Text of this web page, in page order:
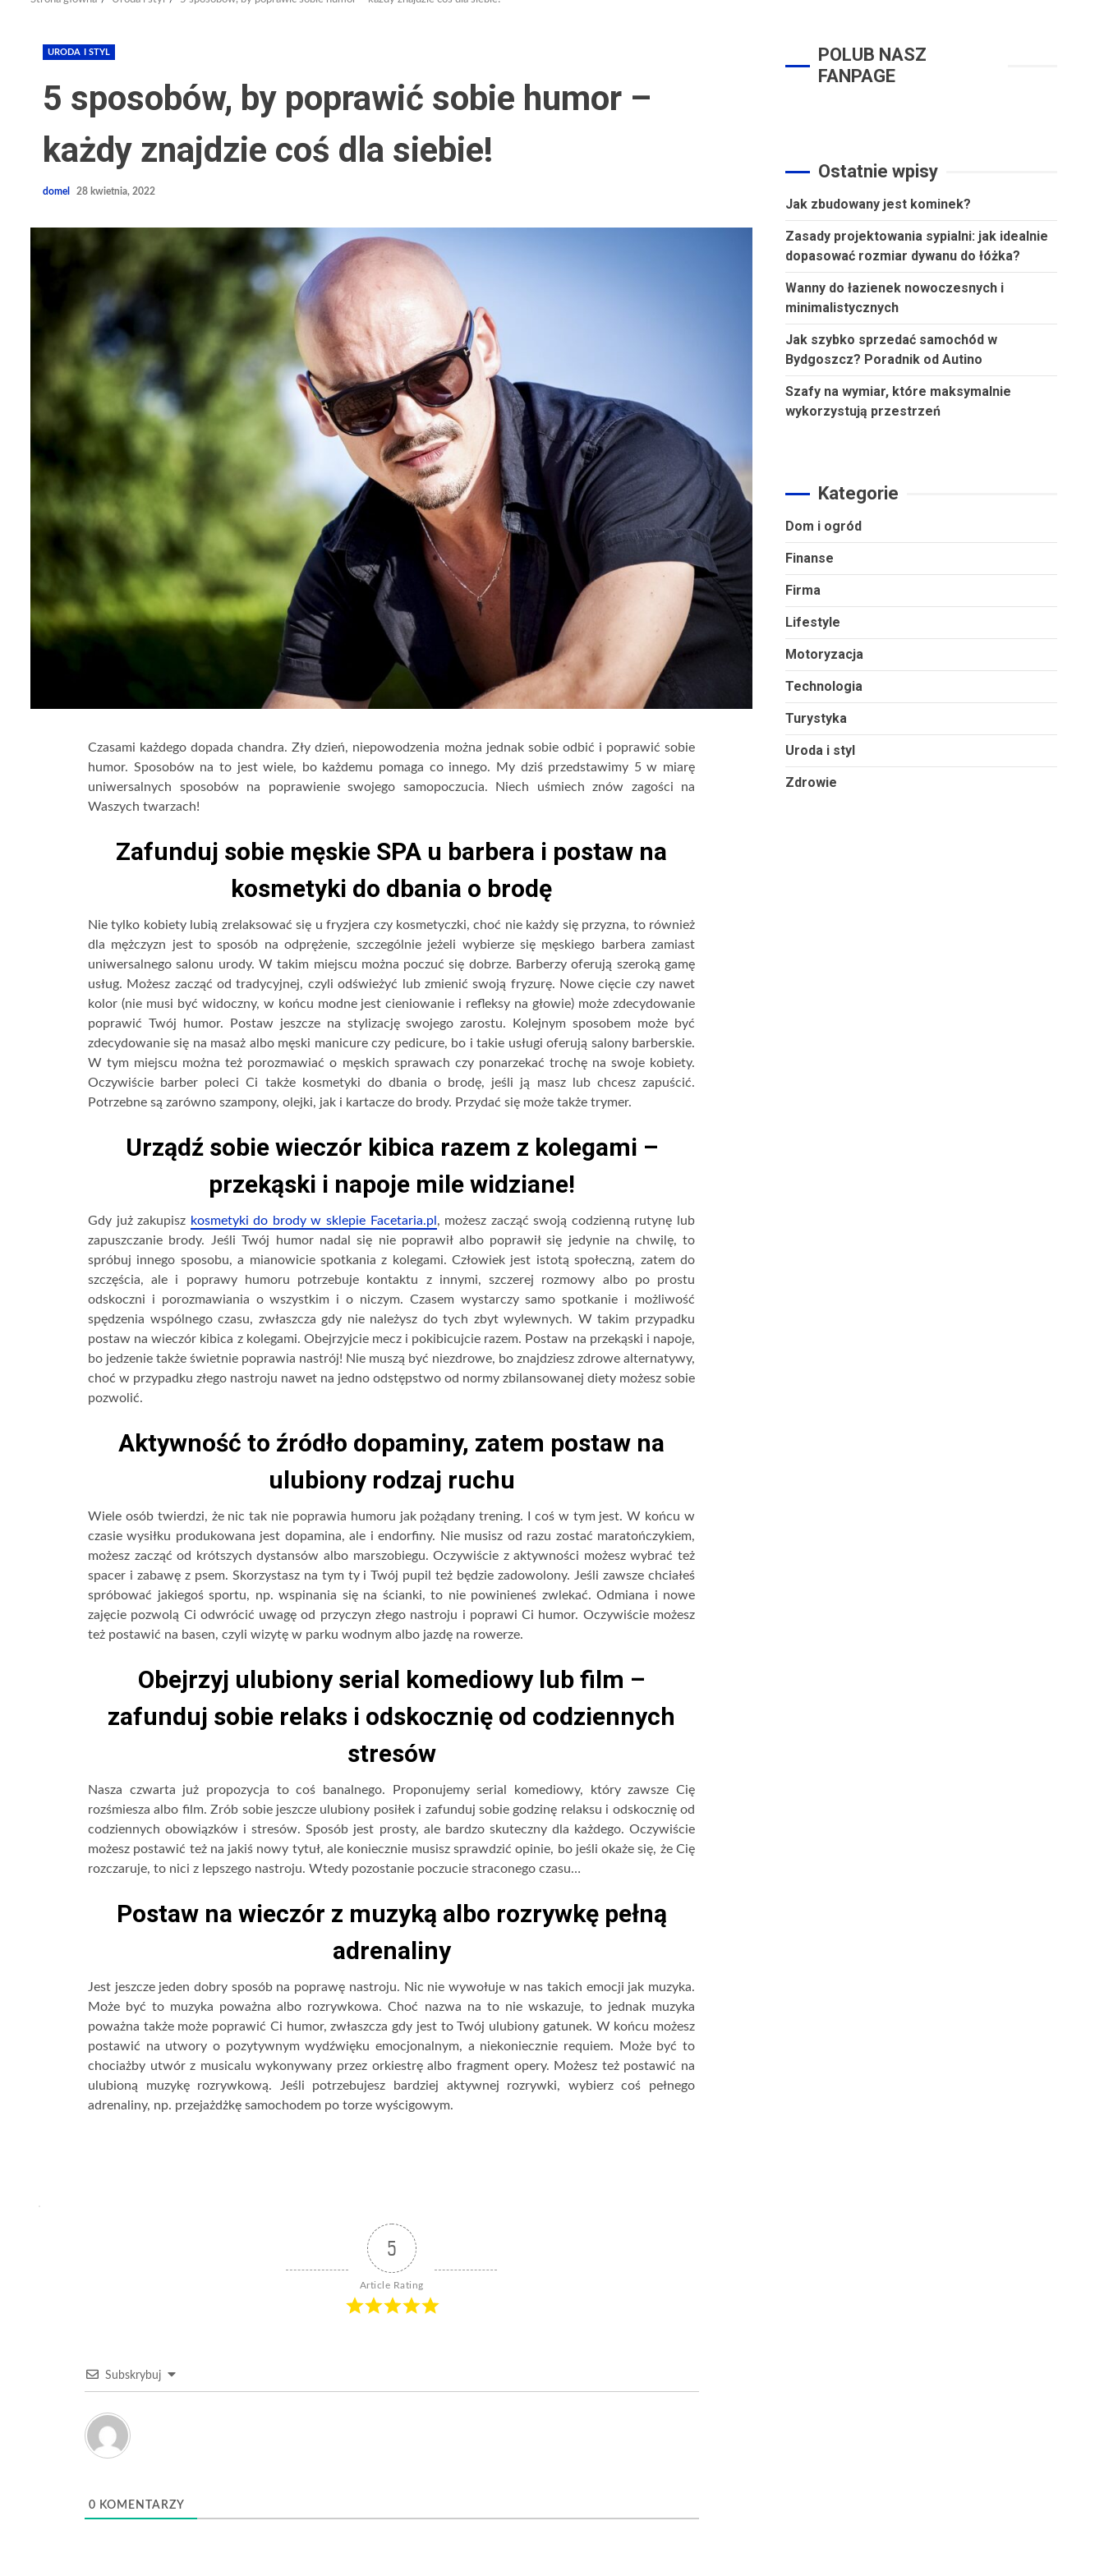
URODA I STYL
5 sposobów, by poprawić sobie humor –
każdy znajdzie coś dla siebie!
domel 28 kwietnia, 2022
Czasami każdego dopada chandra. Zły dzień, niepowodzenia można jednak sobie odbić i poprawić sobie
humor. Sposobów na to jest wiele, bo każdemu pomaga co innego. My dziś przedstawimy 5 w miarę
uniwersalnych sposobów na poprawienie swojego samopoczucia. Niech uśmiech znów zagości na
Waszych twarzach!
Zafunduj sobie męskie SPA u barbera i postaw na
kosmetyki do dbania o brodę
Nie tylko kobiety lubią zrelaksować się u fryzjera czy kosmetyczki, choć nie każdy się przyzna, to również
dla mężczyzn jest to sposób na odprężenie, szczególnie jeżeli wybierze się męskiego barbera zamiast
uniwersalnego salonu urody. W takim miejscu można poczuć się dobrze. Barberzy oferują szeroką gamę
usług. Możesz zacząć od tradycyjnej, czyli odświeżyć lub zmienić swoją fryzurę. Nowe cięcie czy nawet
kolor (nie musi być widoczny, w końcu modne jest cieniowanie i refleksy na głowie) może zdecydowanie
poprawić Twój humor. Postaw jeszcze na stylizację swojego zarostu. Kolejnym sposobem może być
zdecydowanie się na masaż albo męski manicure czy pedicure, bo i takie usługi oferują salony barberskie.
W tym miejscu można też porozmawiać o męskich sprawach czy ponarzekać trochę na swoje kobiety.
Oczywiście barber poleci Ci także kosmetyki do dbania o brodę, jeśli ją masz lub chcesz zapuścić.
Potrzebne są zarówno szampony, olejki, jak i kartacze do brody. Przydać się może także trymer.
Urządź sobie wieczór kibica razem z kolegami –
przekąski i napoje mile widziane!
Gdy już zakupisz kosmetyki do brody w sklepie Facetaria.pl, możesz zacząć swoją codzienną rutynę lub
zapuszczanie brody. Jeśli Twój humor nadal się nie poprawił albo poprawił się jedynie na chwilę, to
spróbuj innego sposobu, a mianowicie spotkania z kolegami. Człowiek jest istotą społeczną, zatem do
szczęścia, ale i poprawy humoru potrzebuje kontaktu z innymi, szczerej rozmowy albo po prostu
odskoczni i porozmawiania o wszystkim i o niczym. Czasem wystarczy samo spotkanie i możliwość
spędzenia wspólnego czasu, zwłaszcza gdy nie należysz do tych zbyt wylewnych. W takim przypadku
postaw na wieczór kibica z kolegami. Obejrzyjcie mecz i pokibicujcie razem. Postaw na przekąski i napoje,
bo jedzenie także świetnie poprawia nastrój! Nie muszą być niezdrowe, bo znajdziesz zdrowe alternatywy,
choć w przypadku złego nastroju nawet na jedno odstępstwo od normy zbilansowanej diety możesz sobie
pozwolić.
Aktywność to źródło dopaminy, zatem postaw na
ulubiony rodzaj ruchu
Wiele osób twierdzi, że nic tak nie poprawia humoru jak pożądany trening. I coś w tym jest. W końcu w
czasie wysiłku produkowana jest dopamina, ale i endorfiny. Nie musisz od razu zostać maratończykiem,
możesz zacząć od krótszych dystansów albo marszobiegu. Oczywiście z aktywności możesz wybrać też
spacer i zabawę z psem. Skorzystasz na tym ty i Twój pupil też będzie zadowolony. Jeśli zawsze chciałeś
spróbować jakiegoś sportu, np. wspinania się na ścianki, to nie powinieneś zwlekać. Odmiana i nowe
zajęcie pozwolą Ci odwrócić uwagę od przyczyn złego nastroju i poprawi Ci humor. Oczywiście możesz
też postawić na basen, czyli wizytę w parku wodnym albo jazdę na rowerze.
Obejrzyj ulubiony serial komediowy lub film –
zafunduj sobie relaks i odskocznię od codziennych
stresów
Nasza czwarta już propozycja to coś banalnego. Proponujemy serial komediowy, który zawsze Cię
rozśmiesza albo film. Zrób sobie jeszcze ulubiony posiłek i zafunduj sobie godzinę relaksu i odskocznię od
codziennych obowiązków i stresów. Sposób jest prosty, ale bardzo skuteczny dla każdego. Oczywiście
możesz postawić też na jakiś nowy tytuł, ale koniecznie musisz sprawdzić opinie, bo jeśli okaże się, że Cię
rozczaruje, to nici z lepszego nastroju. Wtedy pozostanie poczucie straconego czasu…
Postaw na wieczór z muzyką albo rozrywkę pełną
adrenaliny
Jest jeszcze jeden dobry sposób na poprawę nastroju. Nic nie wywołuje w nas takich emocji jak muzyka.
Może być to muzyka poważna albo rozrywkowa. Choć nazwa na to nie wskazuje, to jednak muzyka
poważna także może poprawić Ci humor, zwłaszcza gdy jest to Twój ulubiony gatunek. W końcu możesz
postawić na utwory o pozytywnym wydźwięku emocjonalnym, a niekoniecznie requiem. Może być to
chociażby utwór z musicalu wykonywany przez orkiestrę albo fragment opery. Możesz też postawić na
ulubioną muzykę rozrywkową. Jeśli potrzebujesz bardziej aktywnej rozrywki, wybierz coś pełnego
adrenaliny, np. przejażdżkę samochodem po torze wyścigowym.
5
Article Rating
Subskrybuj
0 KOMENTARZY
POLUB NASZ
FANPAGE
Ostatnie wpisy
Jak zbudowany jest kominek?
Zasady projektowania sypialni: jak idealnie
dopasować rozmiar dywanu do łóżka?
Wanny do łazienek nowoczesnych i
minimalistycznych
Jak szybko sprzedać samochód w
Bydgoszcz? Poradnik od Autino
Szafy na wymiar, które maksymalnie
wykorzystują przestrzeń
Kategorie
Dom i ogród
Finanse
Firma
Lifestyle
Motoryzacja
Technologia
Turystyka
Uroda i styl
Zdrowie